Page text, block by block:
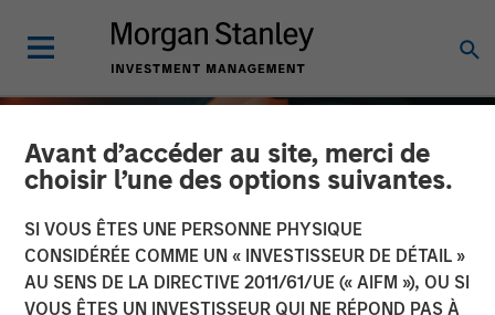
Avant d’accéder au site, merci de
choisir l’une des options suivantes.
SI VOUS ÊTES UNE PERSONNE PHYSIQUE
CONSIDÉRÉE COMME UN « INVESTISSEUR DE DÉTAIL »
AU SENS DE LA DIRECTIVE 2011/61/UE (« AIFM »), OU SI
VOUS ÊTES UN INVESTISSEUR QUI NE RÉPOND PAS À